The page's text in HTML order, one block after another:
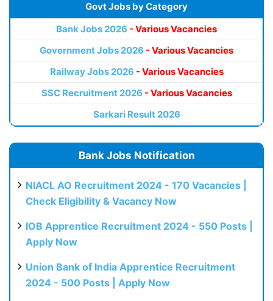
Govt Jobs by Category
Bank Jobs 2026 - Various Vacancies
Government Jobs 2026 - Various Vacancies
Railway Jobs 2026 - Various Vacancies
SSC Recruitment 2026 - Various Vacancies
Sarkari Result 2026
Bank Jobs Notification
NIACL AO Recruitment 2024 - 170 Vacancies |
Check Eligibility & Vacancy Now
IOB Apprentice Recruitment 2024 - 550 Posts |
Apply Now
Union Bank of India Apprentice Recruitment
2024 - 500 Posts | Apply Now